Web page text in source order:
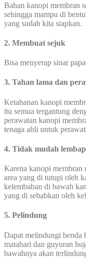
Bahan kanopi membran
sehingga mampu di
yang sudah kita siapkan.
2. Membuat sejuk
Bisa menyerap sinar
3. Tahan lama dan
Ketahanan kanopi
itu semua tergantung
perawatan kanopi
tenaga ahli untuk
4. Tidak mudah lembap
Karena kanopi membran
area yang di tutupi oleh
kelembaban di bawah
yang di sebabkan oleh
5. Pelindung
Dapat melindungi benda
matahari dan guyuran
bawahnya akan